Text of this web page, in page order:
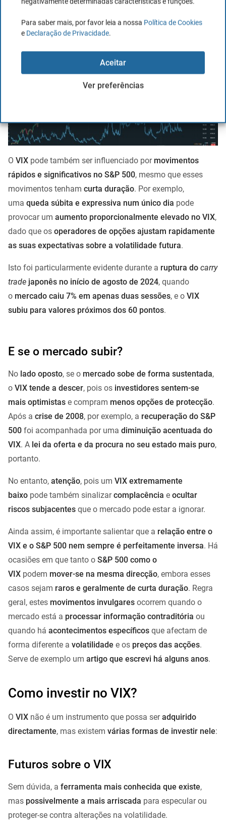
Para saber mais, por favor leia a nossa Política de Cookies
e Declaração de Privacidade.
Aceitar
Ver preferências
Repara, na imagem seguinte, comoem cada queda
acentuada do índice S&P 500, oVIX tende a disparar de
forma momentânea.
O VIX pode também ser influenciado por movimentos
rápidos e significativos no S&P 500, mesmo que esses
movimentos tenham curta duração. Por exemplo,
uma queda súbita e expressiva num único dia pode
provocar um aumento proporcionalmente elevado no VIX,
dado que os operadores de opções ajustam rapidamente
as suas expectativas sobre a volatilidade futura.
Isto foi particularmente evidente durante a ruptura do carry
trade japonês no início de agosto de 2024, quando
o mercado caiu 7% em apenas duas sessões, e o VIX
subiu para valores próximos dos 60 pontos.
E se o mercado subir?
No lado oposto, se o mercado sobe de forma sustentada,
o VIX tende a descer, pois os investidores sentem-se
mais optimistas e compram menos opções de protecção.
Após a crise de 2008, por exemplo, a recuperação do S&P
500 foi acompanhada por uma diminuição acentuada do
VIX. A lei da oferta e da procura no seu estado mais puro,
portanto.
No entanto, atenção, pois um VIX extremamente
baixo pode também sinalizarcomplacência e ocultar
riscos subjacentes que o mercado pode estar a ignorar.
Ainda assim, é importante salientar que a relação entre o
VIX e o S&P 500 nem sempre é perfeitamente inversa. Há
ocasiões em que tanto o S&P 500 como o
VIX podem mover-se na mesma direcção, embora esses
casos sejam raros e geralmente de curta duração. Regra
geral, estes movimentos invulgares ocorrem quando o
mercado está a processar informação contraditória ou
quando há acontecimentos específicos que afectam de
forma diferente a volatilidade e os preços das acções.
Serve de exemplo um artigo que escrevi há alguns anos.
Como investir no VIX?
O VIX não é um instrumento que possa seradquirido
directamente, mas existem várias formas de investir nele:
Futuros sobre o VIX
Sem dúvida, a ferramenta mais conhecida que existe,
mas possivelmente a mais arriscada para especular ou
proteger-se contra alterações na volatilidade.